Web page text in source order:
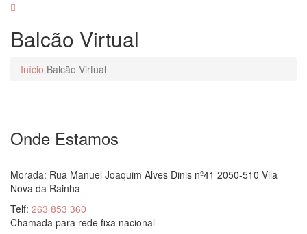
Balcão Virtual
Início Balcão Virtual
Onde Estamos
Morada: Rua Manuel Joaquim Alves Dinis nº41 2050-510 Vila
Nova da Rainha
Telf: 263 853 360
Chamada para rede fixa nacional